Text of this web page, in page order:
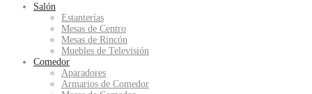
Salón
Estanterías
Mesas de Centro
Mesas de Rincón
Muebles de Televisión
Comedor
Aparadores
Armarios de Comedor